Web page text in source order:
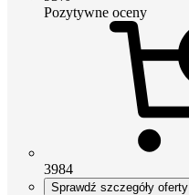
Pozytywne oceny
3984
Sprawdź szczegóły oferty